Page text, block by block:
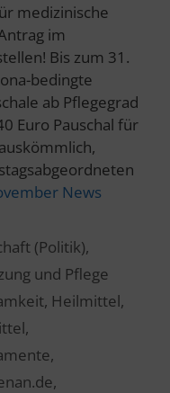
medizinische
im
Bis zum 31.
bedingte
ab Pflegegrad
Euro Pauschal für
News
(Politik),
und Pflege
, Heilmittel,
,
,
,